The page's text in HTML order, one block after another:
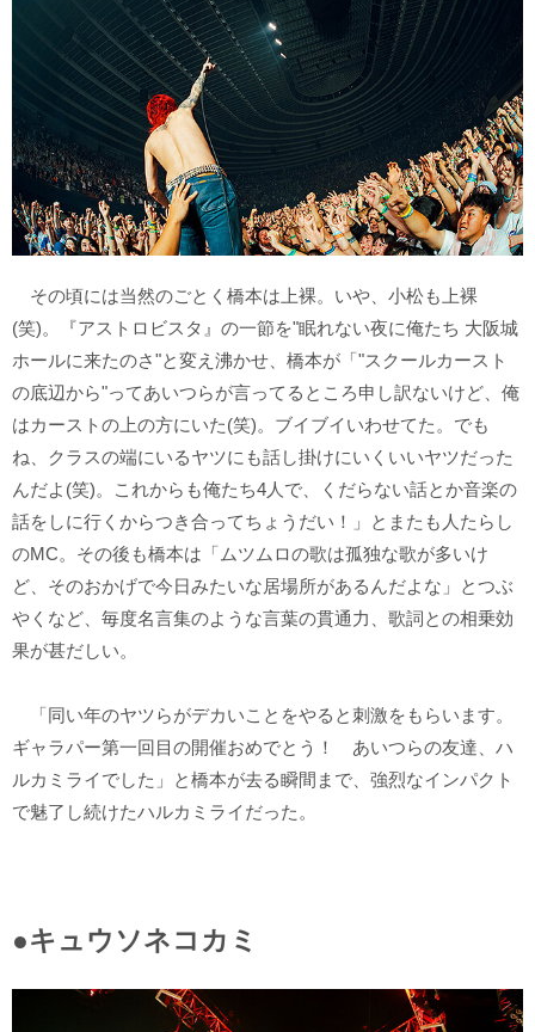
その頃には当然のごとく橋本は上裸。いや、小松も上裸
(笑)。『アストロビスタ』の一節を"眠れない夜に俺たち 大阪城
ホールに来たのさ"と変え沸かせ、橋本が「"スクールカースト
の底辺から"ってあいつらが言ってるところ申し訳ないけど、俺
はカーストの上の方にいた(笑)。ブイブイいわせてた。でも
ね、クラスの端にいるヤツにも話し掛けにいくいいヤツだった
んだよ(笑)。これからも俺たち4人で、くだらない話とか音楽の
話をしに行くからつき合ってちょうだい！」とまたも人たらし
のMC。その後も橋本は「ムツムロの歌は孤独な歌が多いけ
ど、そのおかげで今日みたいな居場所があるんだよな」とつぶ
やくなど、毎度名言集のような言葉の貫通力、歌詞との相乗効
果が甚だしい。
「同い年のヤツらがデカいことをやると刺激をもらいます。
ギャラパー第一回目の開催おめでとう！ あいつらの友達、ハ
ルカミライでした」と橋本が去る瞬間まで、強烈なインパクト
で魅了し続けたハルカミライだった。
●キュウソネコカミ